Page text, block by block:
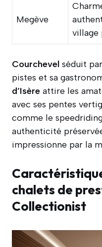
Megève
village
Courchevel séduit
pistes et sa
d’Isère attire les
avec ses pentes
comme le
authenticité
impressionne par la
chalets de
Collectionist